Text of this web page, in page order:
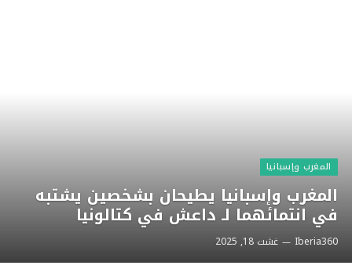
المغرب وإسبانيا
المغرب وإسبانيا يطيحان بشخصين يشتبه
في انتمائهما لـ داعش في كتالونيا
Iberia360 غشت 18, 2025